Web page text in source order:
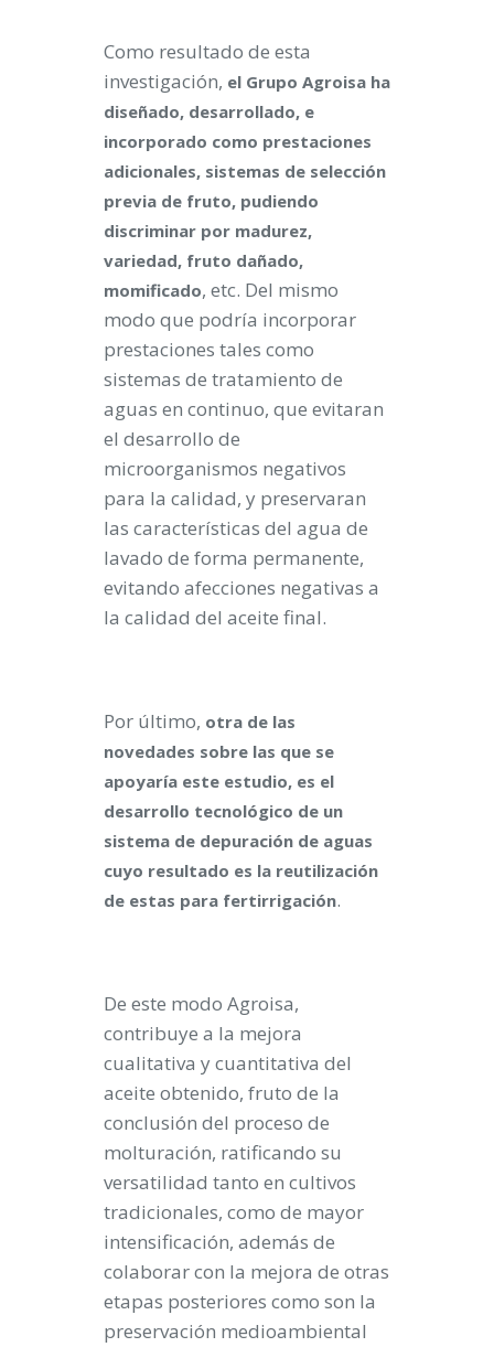
Como resultado de esta
investigación, el Grupo Agroisa ha
diseñado, desarrollado, e
incorporado como prestaciones
adicionales, sistemas de selección
previa de fruto, pudiendo
discriminar por madurez,
variedad, fruto dañado,
momificado, etc. Del mismo
modo que podría incorporar
prestaciones tales como
sistemas de tratamiento de
aguas en continuo, que evitaran
el desarrollo de
microorganismos negativos
para la calidad, y preservaran
las características del agua de
lavado de forma permanente,
evitando afecciones negativas a
la calidad del aceite final.
Por último, otra de las
novedades sobre las que se
apoyaría este estudio, es el
desarrollo tecnológico de un
sistema de depuración de aguas
cuyo resultado es la reutilización
de estas para fertirrigación.
De este modo Agroisa,
contribuye a la mejora
cualitativa y cuantitativa del
aceite obtenido, fruto de la
conclusión del proceso de
molturación, ratificando su
versatilidad tanto en cultivos
tradicionales, como de mayor
intensificación, además de
colaborar con la mejora de otras
etapas posteriores como son la
preservación medioambiental